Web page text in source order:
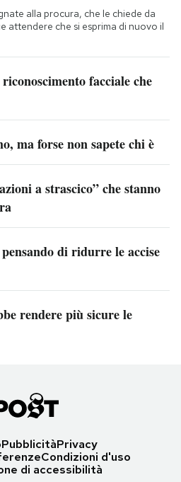
alla procura, che le chiede da
attendere che si esprima di nuovo il
facciale che
ma forse non sapete chi è
a strascico” che stanno
di ridurre le accise
rendere più sicure le
PubblicitàPrivacy
Condizioni d'uso
di accessibilità